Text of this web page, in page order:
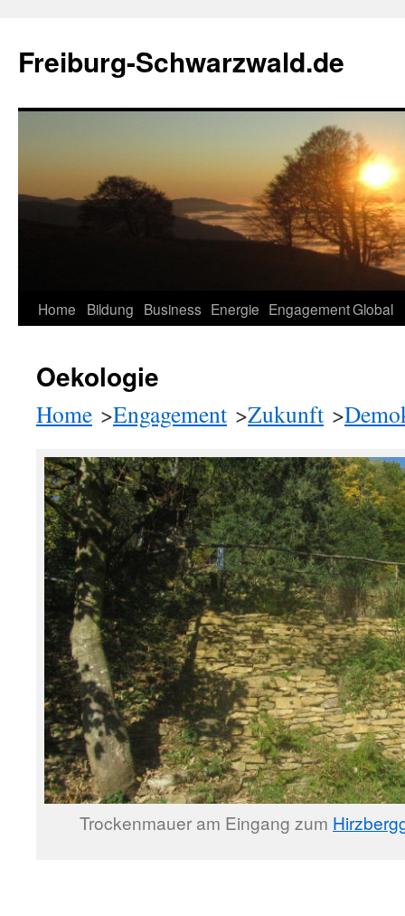
springen
Freiburg-Schwarzwald.de
Home Bildung Business Energie EngagementGlobal
Oekologie
Home >Engagement >Zukunft >
Trockenmauer am Eingang zum